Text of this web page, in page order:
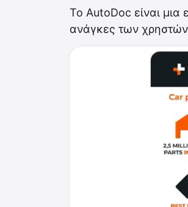
Το AutoDoc είναι μια
ανάγκες των